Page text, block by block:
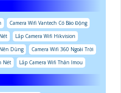
Camera Wifi Vantech Có Báo Động
Lắp Camera Wifi Hikvision
Dùng
Camera Wifi 360 Ngoài Trời
Nét
Lắp Camera Wifi Thân Imou